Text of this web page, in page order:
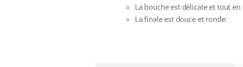
La bouche est délicate et tout
La finale est douce et ronde.